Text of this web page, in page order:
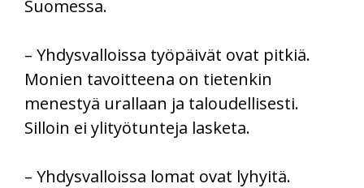
Suomessa.
– Yhdysvalloissa työpäivät ovat pitkiä.
Monien tavoitteena on tietenkin
menestyä urallaan ja taloudellisesti.
Silloin ei ylityötunteja lasketa.
– Yhdysvalloissa lomat ovat lyhyitä.